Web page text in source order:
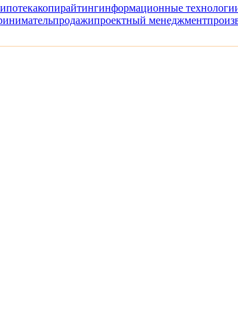
ипотекакопирайтингинформационные
продажипроектный менеджмент